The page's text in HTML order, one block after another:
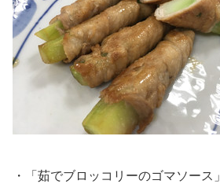
・「茹でブロッコリーのゴマソース」